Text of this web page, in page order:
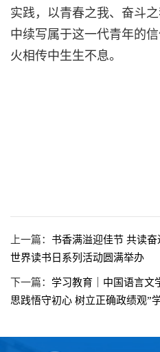
实践，以青春之我、奋斗
中续写属于这一代青年的
火相传中生生不息。
上一篇： 书香满溢迎佳节 共读
世界读书日系列活动圆满举办
下一篇： 学习教育｜中国语言文
思践悟守初心 树立正确政绩观”